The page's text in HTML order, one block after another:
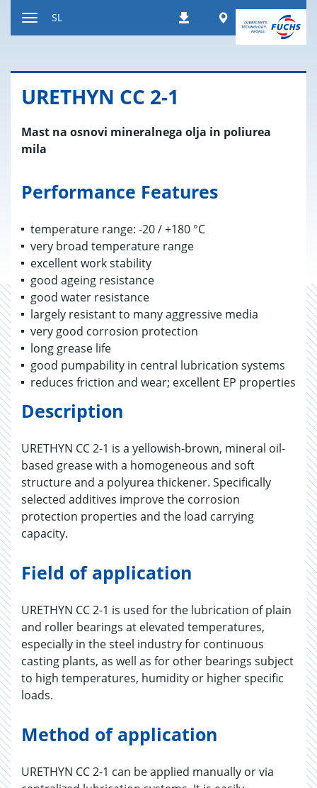
Prenosi Worldwide
SL
URE­THYN CC 2-1
Mast na osnovi mineralnega olja in poliurea
mila
Performance Features
temperature range: -20 / +180 °C
very broad temperature range
excellent work stability
good ageing resistance
good water resistance
largely resistant to many aggressive media
very good corrosion protection
long grease life
good pumpability in central lubrication systems
reduces friction and wear; excellent EP properties
Description
URETHYN CC 2-1 is a yellowish-brown, mineral oil-
based grease with a homogeneous and soft
structure and a polyurea thickener. Specifically
selected additives improve the corrosion
protection properties and the load carrying
capacity.
Field of application
URETHYN CC 2-1 is used for the lubrication of plain
and roller bearings at elevated temperatures,
especially in the steel industry for continuous
casting plants, as well as for other bearings subject
to high temperatures, humidity or higher specific
loads.
Method of application
URETHYN CC 2-1 can be applied manually or via